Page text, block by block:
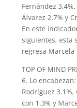
Fernández
Álvarez 2.7% y
En este
siguientes, esta
regresa Marcela
TOP OF MIND
6. Lo
Rodríguez
con 1.3% y